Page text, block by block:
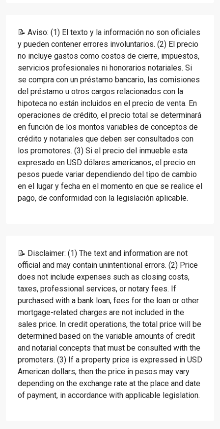
📝 Aviso: (1) El texto y la información no son oficiales
y pueden contener errores involuntarios. (2) El precio
no incluye gastos como costos de cierre, impuestos,
servicios profesionales ni honorarios notariales. Si
se compra con un préstamo bancario, las comisiones
del préstamo u otros cargos relacionados con la
hipoteca no están incluidos en el precio de venta. En
operaciones de crédito, el precio total se determinará
en función de los montos variables de conceptos de
crédito y notariales que deben ser consultados con
los promotores. (3) Si el precio del inmueble esta
expresado en USD dólares americanos, el precio en
pesos puede variar dependiendo del tipo de cambio
en el lugar y fecha en el momento en que se realice el
pago, de conformidad con la legislación aplicable.
📝 Disclaimer: (1) The text and information are not
official and may contain unintentional errors. (2) Price
does not include expenses such as closing costs,
taxes, professional services, or notary fees. If
purchased with a bank loan, fees for the loan or other
mortgage-related charges are not included in the
sales price. In credit operations, the total price will be
determined based on the variable amounts of credit
and notarial concepts that must be consulted with the
promoters. (3) If a property price is expressed in USD
American dollars, then the price in pesos may vary
depending on the exchange rate at the place and date
of payment, in accordance with applicable legislation.